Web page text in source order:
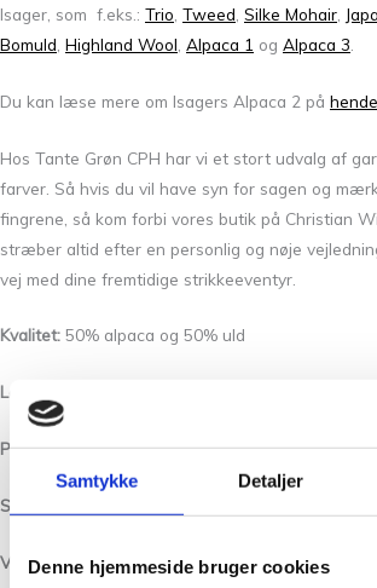
Samtykke Detaljer
Denne hjemmeside bruger cookies
Isager, som f.eks.: Trio Tweed Silke Mohair
Bomuld Highland Wool Alpaca 1 og Alpaca 3
Du kan læse mere om Isagers Alpaca 2 på
Hos Tante Grøn CPH har vi et stort udvalg af
farver. Så hvis du vil have syn for sagen og
fingrene, så kom forbi vores butik på Christian
stræber altid efter en personlig og nøje
vej med dine fremtidige strikkeeventyr.
Kvalitet: 50% alpaca og 50% uld
Løbelængde/Yardage:
Pinde /Needles:3 – 3 1/2 mm
Strikkefasthed/Gauge:
Vask: Håndvask med lunken vand og